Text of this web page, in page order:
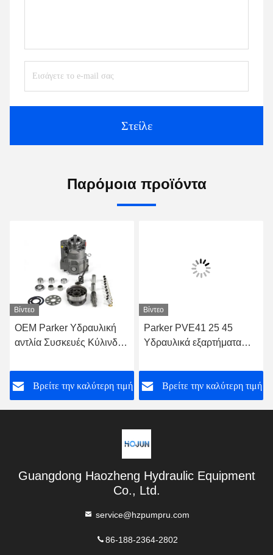
Στείλε
Παρόμοια προϊόντα
Βίντεο
OEM Parker Υδραυλική
αντλία Συσκευές Κύλινδρο
65 33 38
Βρείτε την καλύτερη τιμή
Βίντεο
Parker PVE41 25 45
Υδραυλικά εξαρτήματα
προσαρμογείς αντλίας
Βρείτε την καλύτερη τιμή
Guangdong Haozheng Hydraulic Equipment
Co., Ltd.
service@hzpumpru.com
86-188-2364-2802